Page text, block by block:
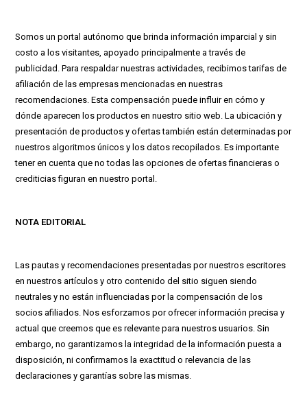
Somos un portal autónomo que brinda información imparcial y sin
costo a los visitantes, apoyado principalmente a través de
publicidad. Para respaldar nuestras actividades, recibimos tarifas de
afiliación de las empresas mencionadas en nuestras
recomendaciones. Esta compensación puede influir en cómo y
dónde aparecen los productos en nuestro sitio web. La ubicación y
presentación de productos y ofertas también están determinadas por
nuestros algoritmos únicos y los datos recopilados. Es importante
tener en cuenta que no todas las opciones de ofertas financieras o
crediticias figuran en nuestro portal.
NOTA EDITORIAL
Las pautas y recomendaciones presentadas por nuestros escritores
en nuestros artículos y otro contenido del sitio siguen siendo
neutrales y no están influenciadas por la compensación de los
socios afiliados. Nos esforzamos por ofrecer información precisa y
actual que creemos que es relevante para nuestros usuarios. Sin
embargo, no garantizamos la integridad de la información puesta a
disposición, ni confirmamos la exactitud o relevancia de las
declaraciones y garantías sobre las mismas.